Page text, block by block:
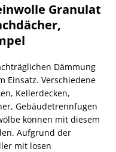
Granulat
Dämmung
Einsatz. Verschiedene
Kellerdecken,
Gebäudetrennfugen
können mit diesem
Aufgrund der
mit losen